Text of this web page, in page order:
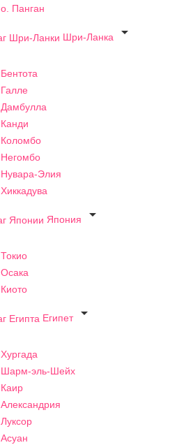
о. Панган
Шри-Ланка

Бентота
Галле
Дамбулла
Канди
Коломбо
Негомбо
Нувара-Элия
Хиккадува
Япония

Токио
Осака
Киото
Египет

Хургада
Шарм-эль-Шейх
Каир
Александрия
Луксор
Асуан